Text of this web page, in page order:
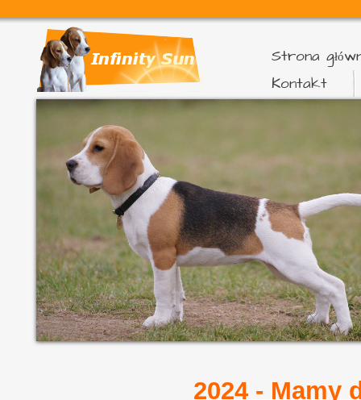
Strona
Kontakt
2024 - Mamy